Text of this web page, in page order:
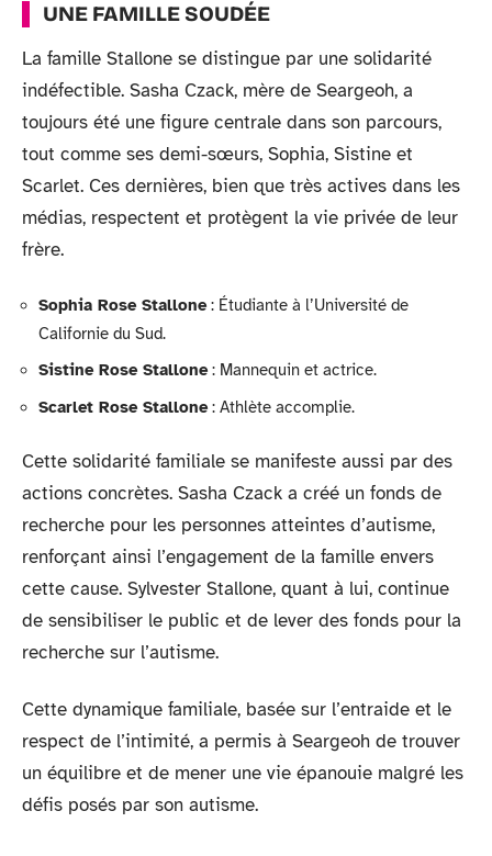
UNE FAMILLE SOUDÉE
La famille Stallone se distingue par une solidarité
indéfectible. Sasha Czack, mère de Seargeoh, a
toujours été une figure centrale dans son parcours,
tout comme ses demi-sœurs, Sophia, Sistine et
Scarlet. Ces dernières, bien que très actives dans les
médias, respectent et protègent la vie privée de leur
frère.
Sophia Rose Stallone: Étudiante à l’Université de
Californie du Sud.
Sistine Rose Stallone: Mannequin et actrice.
Scarlet Rose Stallone: Athlète accomplie.
Cette solidarité familiale se manifeste aussi par des
actions concrètes. Sasha Czack a créé un fonds de
recherche pour les personnes atteintes d’autisme,
renforçant ainsi l’engagement de la famille envers
cette cause. Sylvester Stallone, quant à lui, continue
de sensibiliser le public et de lever des fonds pour la
recherche sur l’autisme.
Cette dynamique familiale, basée sur l’entraide et le
respect de l’intimité, a permis à Seargeoh de trouver
un équilibre et de mener une vie épanouie malgré les
défis posés par son autisme.